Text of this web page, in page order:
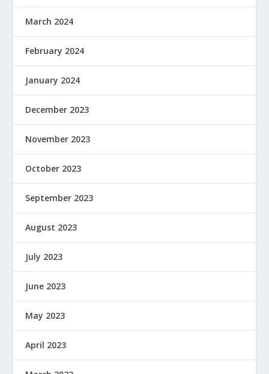
March 2024
February 2024
January 2024
December 2023
November 2023
October 2023
September 2023
August 2023
July 2023
June 2023
May 2023
April 2023